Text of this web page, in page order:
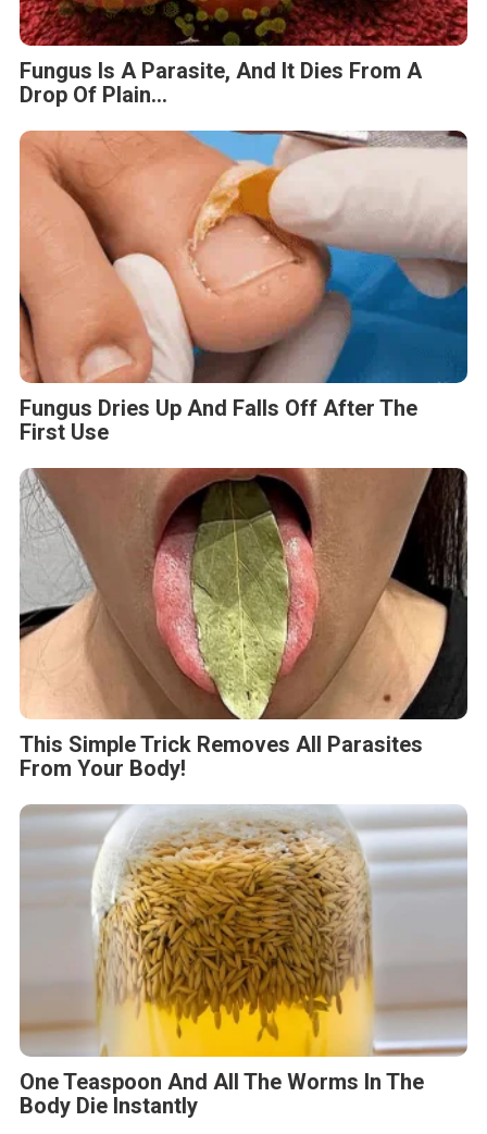
Fungus Is A Parasite, And It Dies From A
Drop Of Plain...
Fungus Dries Up And Falls Off After The
First Use
This Simple Trick Removes All Parasites
From Your Body!
One Teaspoon And All The Worms In The
Body Die Instantly